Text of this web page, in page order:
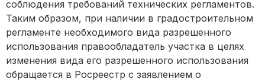
соблюдения требований технических регламентов.
Таким образом, при наличии в градостроительном
регламенте необходимого вида разрешенного
использования правообладатель участка в целях
изменения вида его разрешенного использования
обращается в Росреестр с заявлением о